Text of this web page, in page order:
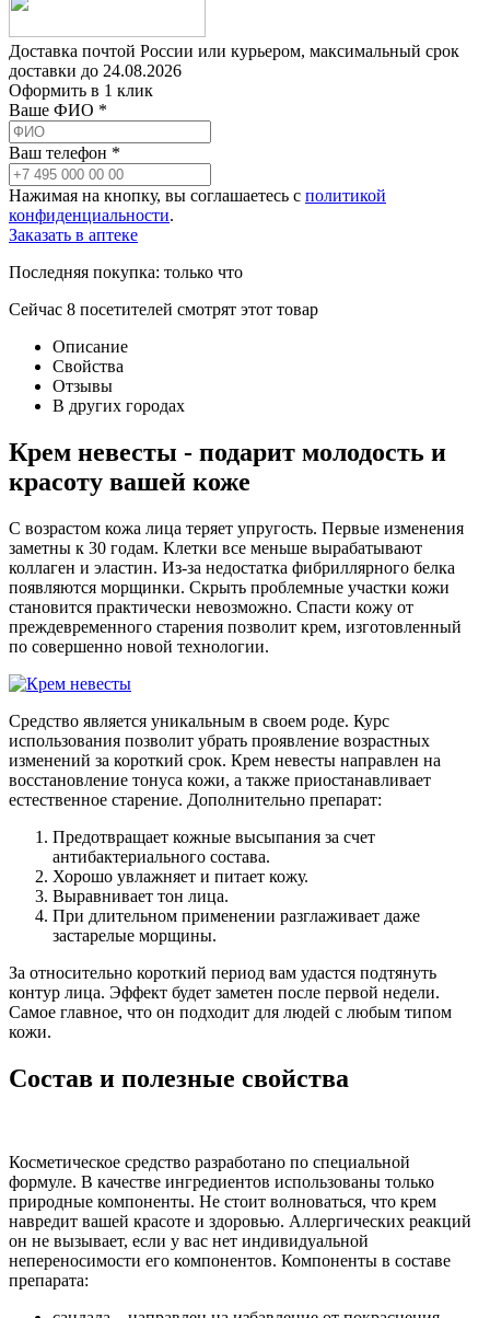
Доставка почтой России или курьером, максимальный срок
доставки до 24.08.2026
Оформить в 1 клик
Ваше ФИО *
Ваш телефон *
Нажимая на кнопку, вы соглашаетесь с политикой
конфиденциальности.
Заказать в аптеке
Последняя покупка: только что
Сейчас 8 посетителей смотрят этот товар
Описание
Свойства
Отзывы
В других городах
Крем невесты - подарит молодость и
красоту вашей коже
С возрастом кожа лица теряет упругость. Первые изменения
заметны к 30 годам. Клетки все меньше вырабатывают
коллаген и эластин. Из-за недостатка фибриллярного белка
появляются морщинки. Скрыть проблемные участки кожи
становится практически невозможно. Спасти кожу от
преждевременного старения позволит крем, изготовленный
по совершенно новой технологии.
Средство является уникальным в своем роде. Курс
использования позволит убрать проявление возрастных
изменений за короткий срок. Крем невесты направлен на
восстановление тонуса кожи, а также приостанавливает
естественное старение. Дополнительно препарат:
Предотвращает кожные высыпания за счет
антибактериального состава.
Хорошо увлажняет и питает кожу.
Выравнивает тон лица.
При длительном применении разглаживает даже
застарелые морщины.
За относительно короткий период вам удастся подтянуть
контур лица. Эффект будет заметен после первой недели.
Самое главное, что он подходит для людей с любым типом
кожи.
Состав и полезные свойства
Косметическое средство разработано по специальной
формуле. В качестве ингредиентов использованы только
природные компоненты. Не стоит волноваться, что крем
навредит вашей красоте и здоровью. Аллергических реакций
он не вызывает, если у вас нет индивидуальной
непереносимости его компонентов. Компоненты в составе
препарата: